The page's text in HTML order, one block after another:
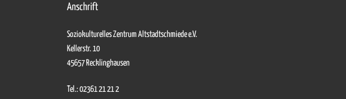
Anschrift
Soziokulturelles Zentrum Altstadtschmiede e.V.
Kellerstr. 10
45657 Recklinghausen
Tel.: 02361 21 21 2